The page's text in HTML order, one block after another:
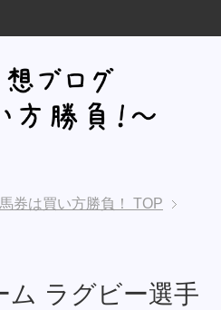
券は買い方勝負！
TOP
ム ラグビー選手